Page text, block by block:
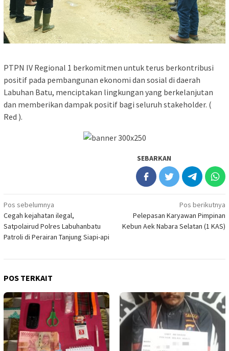
PTPN IV Regional 1 berkomitmen untuk terus berkontribusi
positif pada pembangunan ekonomi dan sosial di daerah
Labuhan Batu, menciptakan lingkungan yang berkelanjutan
dan memberikan dampak positif bagi seluruh stakeholder. (
Red ).
SEBARKAN
Navigasi
pos
Pos sebelumnya
Cegah kejahatan ilegal,
Satpolairud Polres Labuhanbatu
Patroli di Perairan Tanjung Siapi-api
Pos berikutnya
Pelepasan Karyawan Pimpinan
Kebun Aek Nabara Selatan (1 KAS)
POS TERKAIT